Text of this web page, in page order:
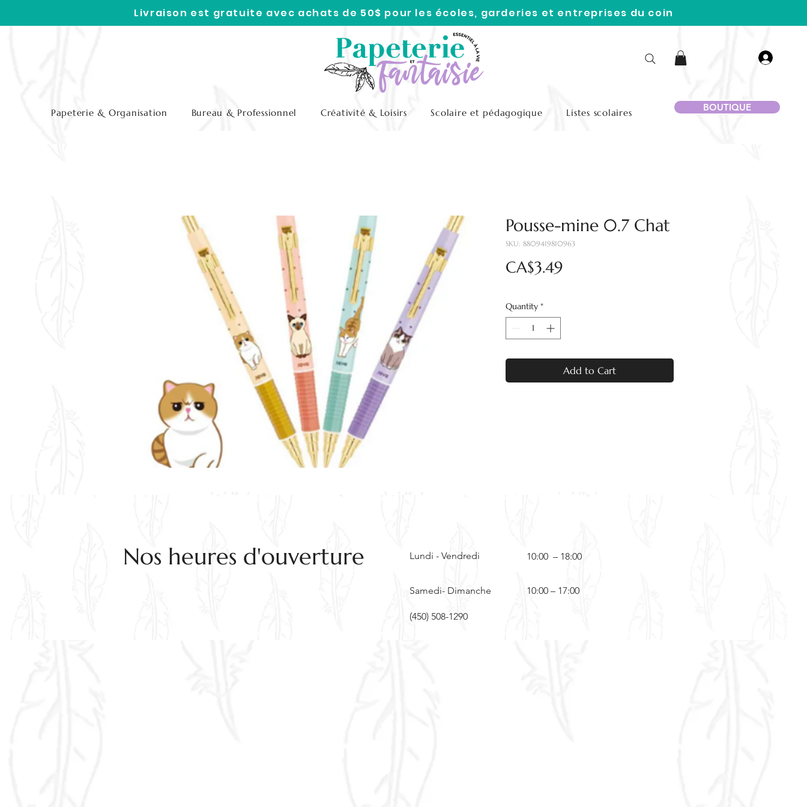
Livraison est gratuite avec achats de 50$ pour les écoles, garderies et entreprises du coin
Papeterie & Organisation Bureau & Professionnel Créativité & Loisirs Scolaire et pédagogique Listes scolaires BOUTIQUE
Pousse-mine 0.7 Chat
SKU: 8809419810963
CA$3.49Price
Quantity *
Add to Cart
Nos heures d'ouverture Lundi - Vendredi 10:00 – 18:00
Samedi- Dimanche 10:00 – 17:00
(450) 508-1290